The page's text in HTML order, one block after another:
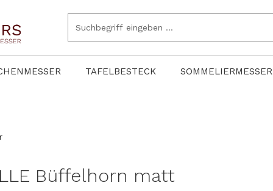
TAFELBESTECK SOMMELIERMESSER
Büffelhorn matt